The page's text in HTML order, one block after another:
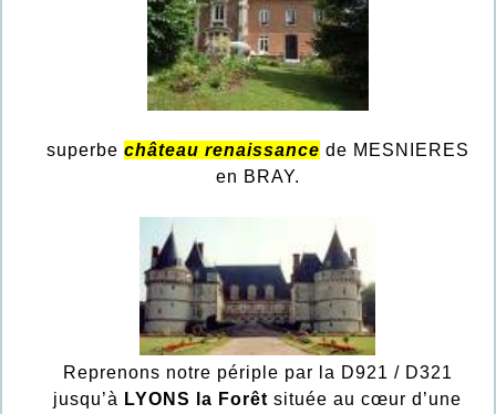
superbe château renaissance de MESNIERES
en BRAY.
Reprenons notre périple par la D921 / D321
jusqu’à LYONS la Forêtsituée au cœur d’une